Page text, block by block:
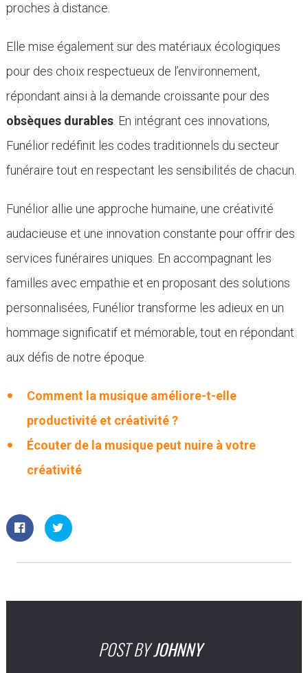
proches à distance.
Elle mise également sur des matériaux écologiques
pour des choix respectueux de l’environnement,
répondant ainsi à la demande croissante pour des
obsèques durables. En intégrant ces innovations,
Funélior redéfinit les codes traditionnels du secteur
funéraire tout en respectant les sensibilités de chacun.
Funélior allie une approche humaine, une créativité
audacieuse et une innovation constante pour offrir des
services funéraires uniques. En accompagnant les
familles avec empathie et en proposant des solutions
personnalisées, Funélior transforme les adieux en un
hommage significatif et mémorable, tout en répondant
aux défis de notre époque.
Comment la musique améliore-t-elle
productivité et créativité ?
Écouter de la musique peut nuire à votre
créativité
POST BYJOHNNY